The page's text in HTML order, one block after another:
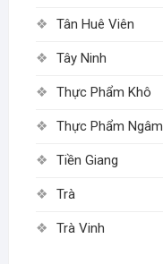
Tân Huê Viên
Tây Ninh
Thực Phẩm Khô
Thực Phẩm Ngâm
Tiền Giang
Trà
Trà Vinh